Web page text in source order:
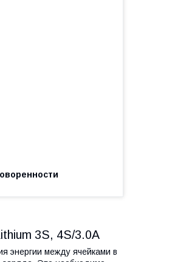
3S, 4S/3.0A
энергии между ячейками в